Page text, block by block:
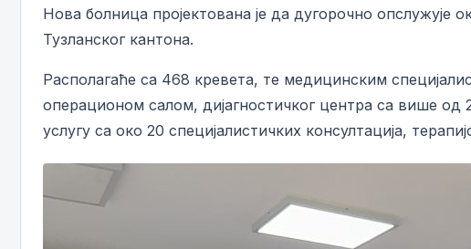
Нова болница пројектована је да дугорочно опслужује
Тузланског кантона.
Располагаће са 468 кревета, те медицинским
операционом салом, дијагностичког центра са више
услугу са око 20 специјалистичких консултација,